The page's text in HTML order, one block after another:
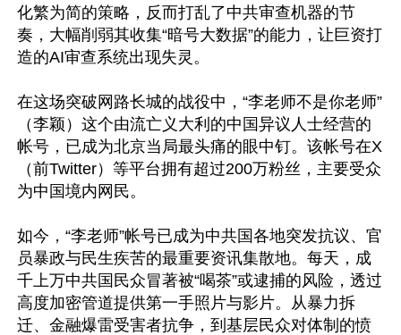
化繁为简的策略，反而打乱了中共审查机器的节
奏，大幅削弱其收集“暗号大数据”的能力，让巨资打
造的AI审查系统出现失灵。
在这场突破网路长城的战役中，“李老师不是你老师”
（李颖）这个由流亡义大利的中国异议人士经营的
帐号，已成为北京当局最头痛的眼中钉。该帐号在X
（前Twitter）等平台拥有超过200万粉丝，主要受众
为中国境内网民。
如今，“李老师”帐号已成为中共国各地突发抗议、官
员暴政与民生疾苦的最重要资讯集散地。每天，成
千上万中共国民众冒著被“喝茶”或逮捕的风险，透过
高度加密管道提供第一手照片与影片。从暴力拆
迁、金融爆雷受害者抗争，到基层民众对体制的愤